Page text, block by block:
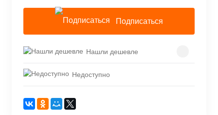
Подписаться
Нашли дешевле
Недоступно